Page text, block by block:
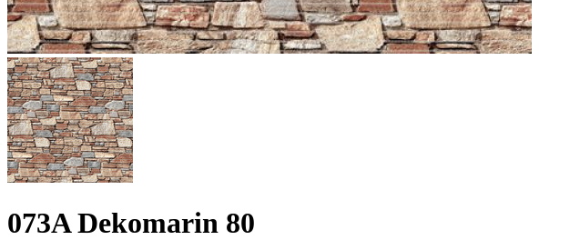
073A Dekomarin 80